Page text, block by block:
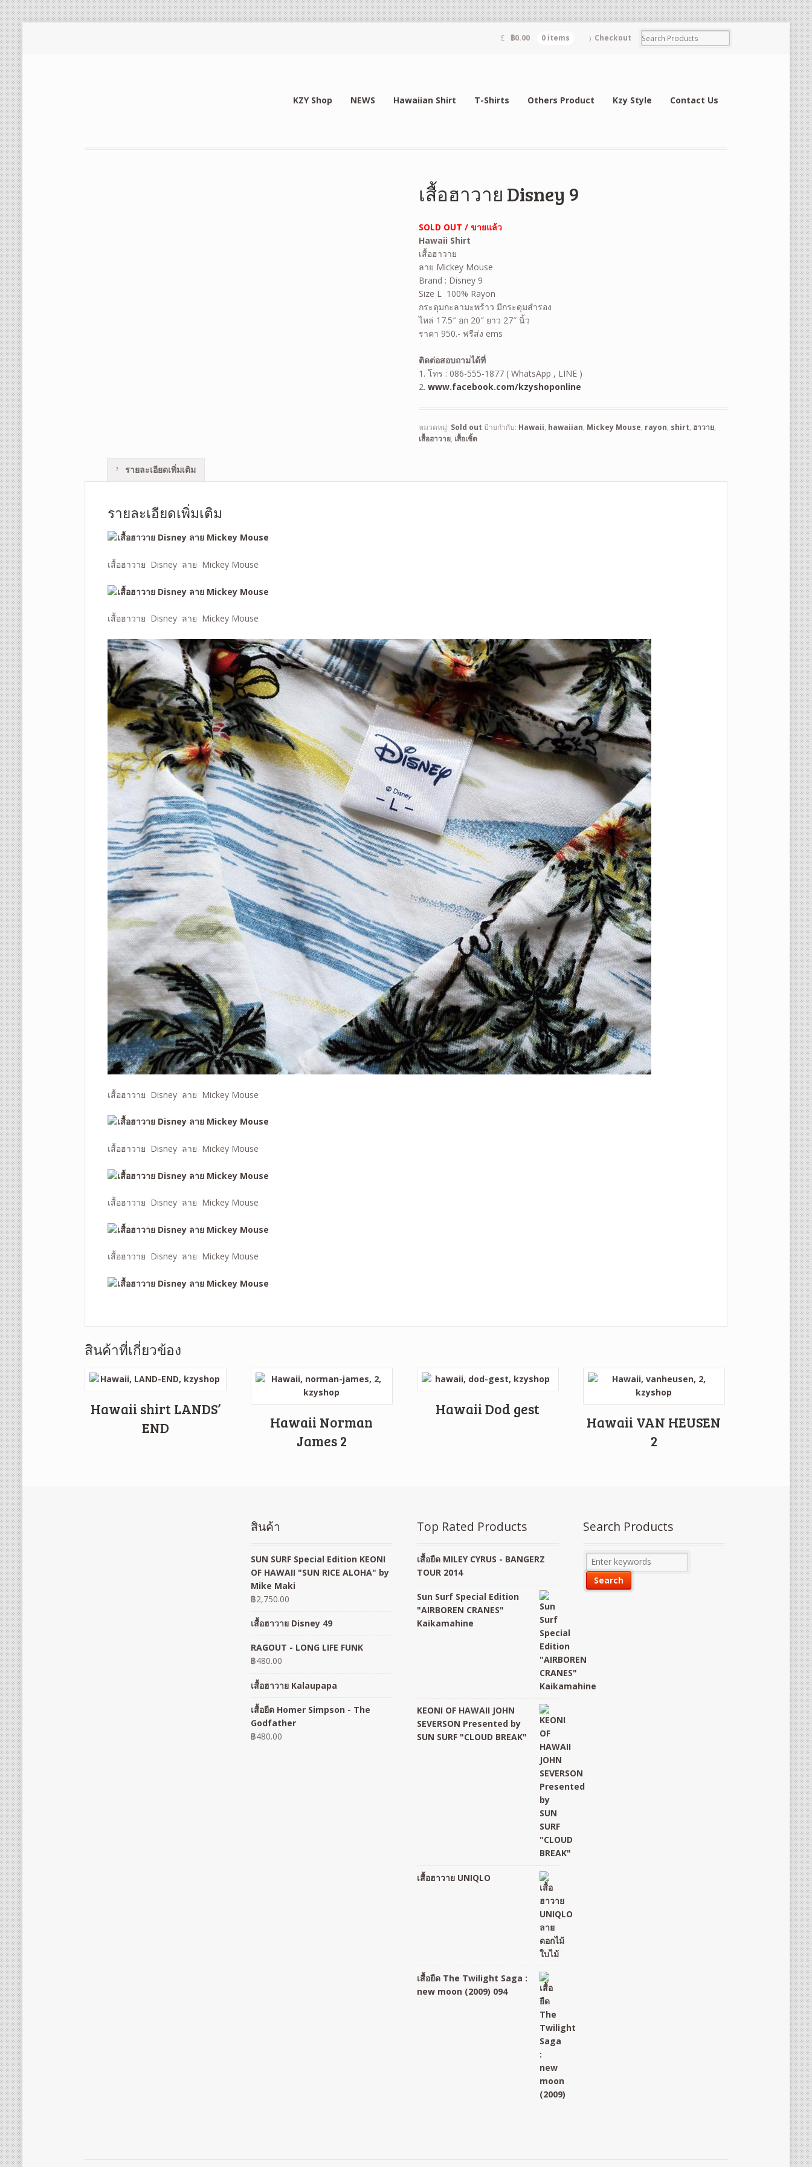
฿0.00 0 items Checkout
KZY Shop NEWS Hawaiian Shirt T-Shirts Others Product Kzy Style Contact Us
เสื้อฮาวาย Disney 9
SOLD OUT / ขายแล้ว
Hawaii Shirt
เสื้อฮาวาย
ลาย Mickey Mouse
Brand : Disney 9
Size L 100% Rayon
กระดุมกะลามะพร้าว มีกระดุมสำรอง
ไหล่ 17.5″ อก 20″ ยาว 27″ นิ้ว
ราคา 950.- ฟรีส่ง ems
ติดต่อสอบถามได้ที่
1. โทร : 086-555-1877 ( WhatsApp , LINE )
2.www.facebook.com/kzyshoponline
หมวดหมู่: Sold out ป้ายกำกับ: Hawaii, hawaiian, Mickey Mouse, rayon, shirt, ฮาวาย,
เสื้อฮาวาย, เสื้อเชิ้ต
รายละเอียดเพิ่มเติม
รายละเอียดเพิ่มเติม
เสื้อฮาวาย Disney ลาย Mickey Mouse
เสื้อฮาวาย Disney ลาย Mickey Mouse
เสื้อฮาวาย Disney ลาย Mickey Mouse
เสื้อฮาวาย Disney ลาย Mickey Mouse
เสื้อฮาวาย Disney ลาย Mickey Mouse
เสื้อฮาวาย Disney ลาย Mickey Mouse
สินค้าที่เกี่ยวข้อง
Hawaii shirt LANDS’
END
Hawaii Norman
James 2
Hawaii Dod gest
Hawaii VAN HEUSEN
2
สินค้า
SUN SURF Special Edition KEONI
OF HAWAII "SUN RICE ALOHA" by
Mike Maki
฿2,750.00
เสื้อฮาวาย Disney 49
RAGOUT - LONG LIFE FUNK
฿480.00
เสื้อฮาวาย Kalaupapa
เสื้อยืด Homer Simpson - The
Godfather
฿480.00
Top Rated Products
เสื้อยืด MILEY CYRUS - BANGERZ
TOUR 2014
Sun Surf Special Edition
"AIRBOREN CRANES"
Kaikamahine
KEONI OF HAWAII JOHN
SEVERSON Presented by
SUN SURF "CLOUD BREAK"
เสื้อฮาวาย UNIQLO
เสื้อยืด The Twilight Saga :
new moon (2009) 094
Search Products